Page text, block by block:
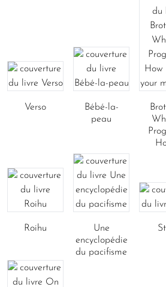
Verso
Bébé-la-
peau
Roihu
Une
encyclopédie
du pacifisme